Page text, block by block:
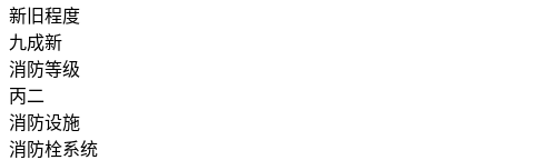
新旧程度
九成新
消防等级
丙二
消防设施
消防栓系统